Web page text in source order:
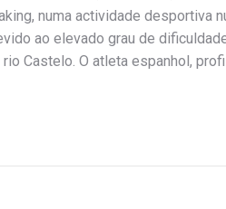
numa actividade desportiva
ao elevado grau de
Castelo. O atleta espanhol,